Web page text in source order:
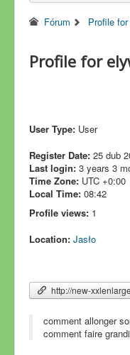
Fórum Profile for
Profile for
User Type: User
Register Date: 25 dub
Last login: 3 years 3
Time Zone: UTC +0:00
Local Time: 08:42
Profile views: 1
Location: Jasło
http://new-
comment allonger
comment faire